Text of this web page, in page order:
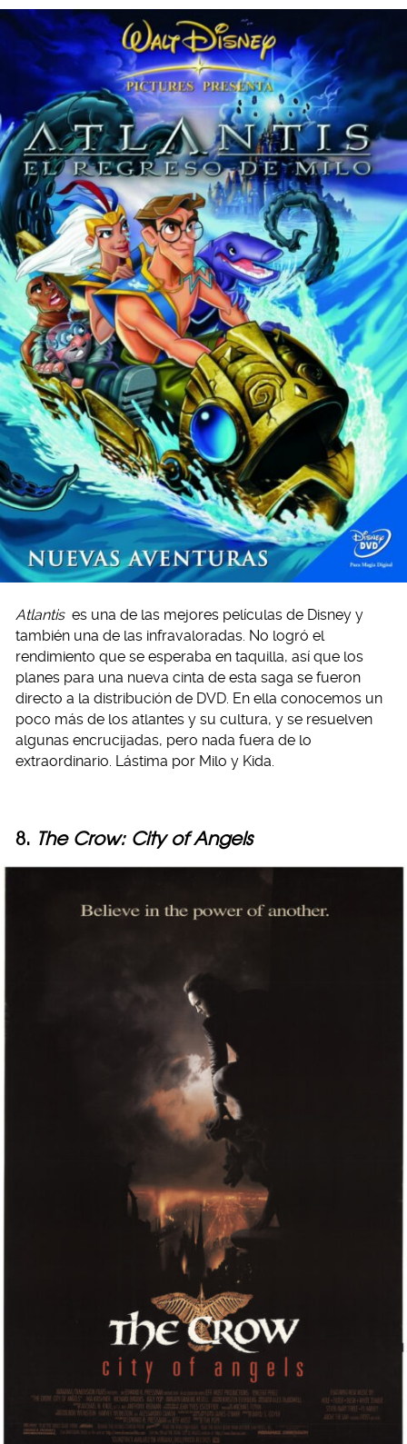
Atlantis es una de las mejores películas de Disney y
también una de las infravaloradas. No logró el
rendimiento que se esperaba en taquilla, así que los
planes para una nueva cinta de esta saga se fueron
directo a la distribución de DVD. En ella conocemos un
poco más de los atlantes y su cultura, y se resuelven
algunas encrucijadas, pero nada fuera de lo
extraordinario. Lástima por Milo y Kida.
8. The Crow: City of Angels